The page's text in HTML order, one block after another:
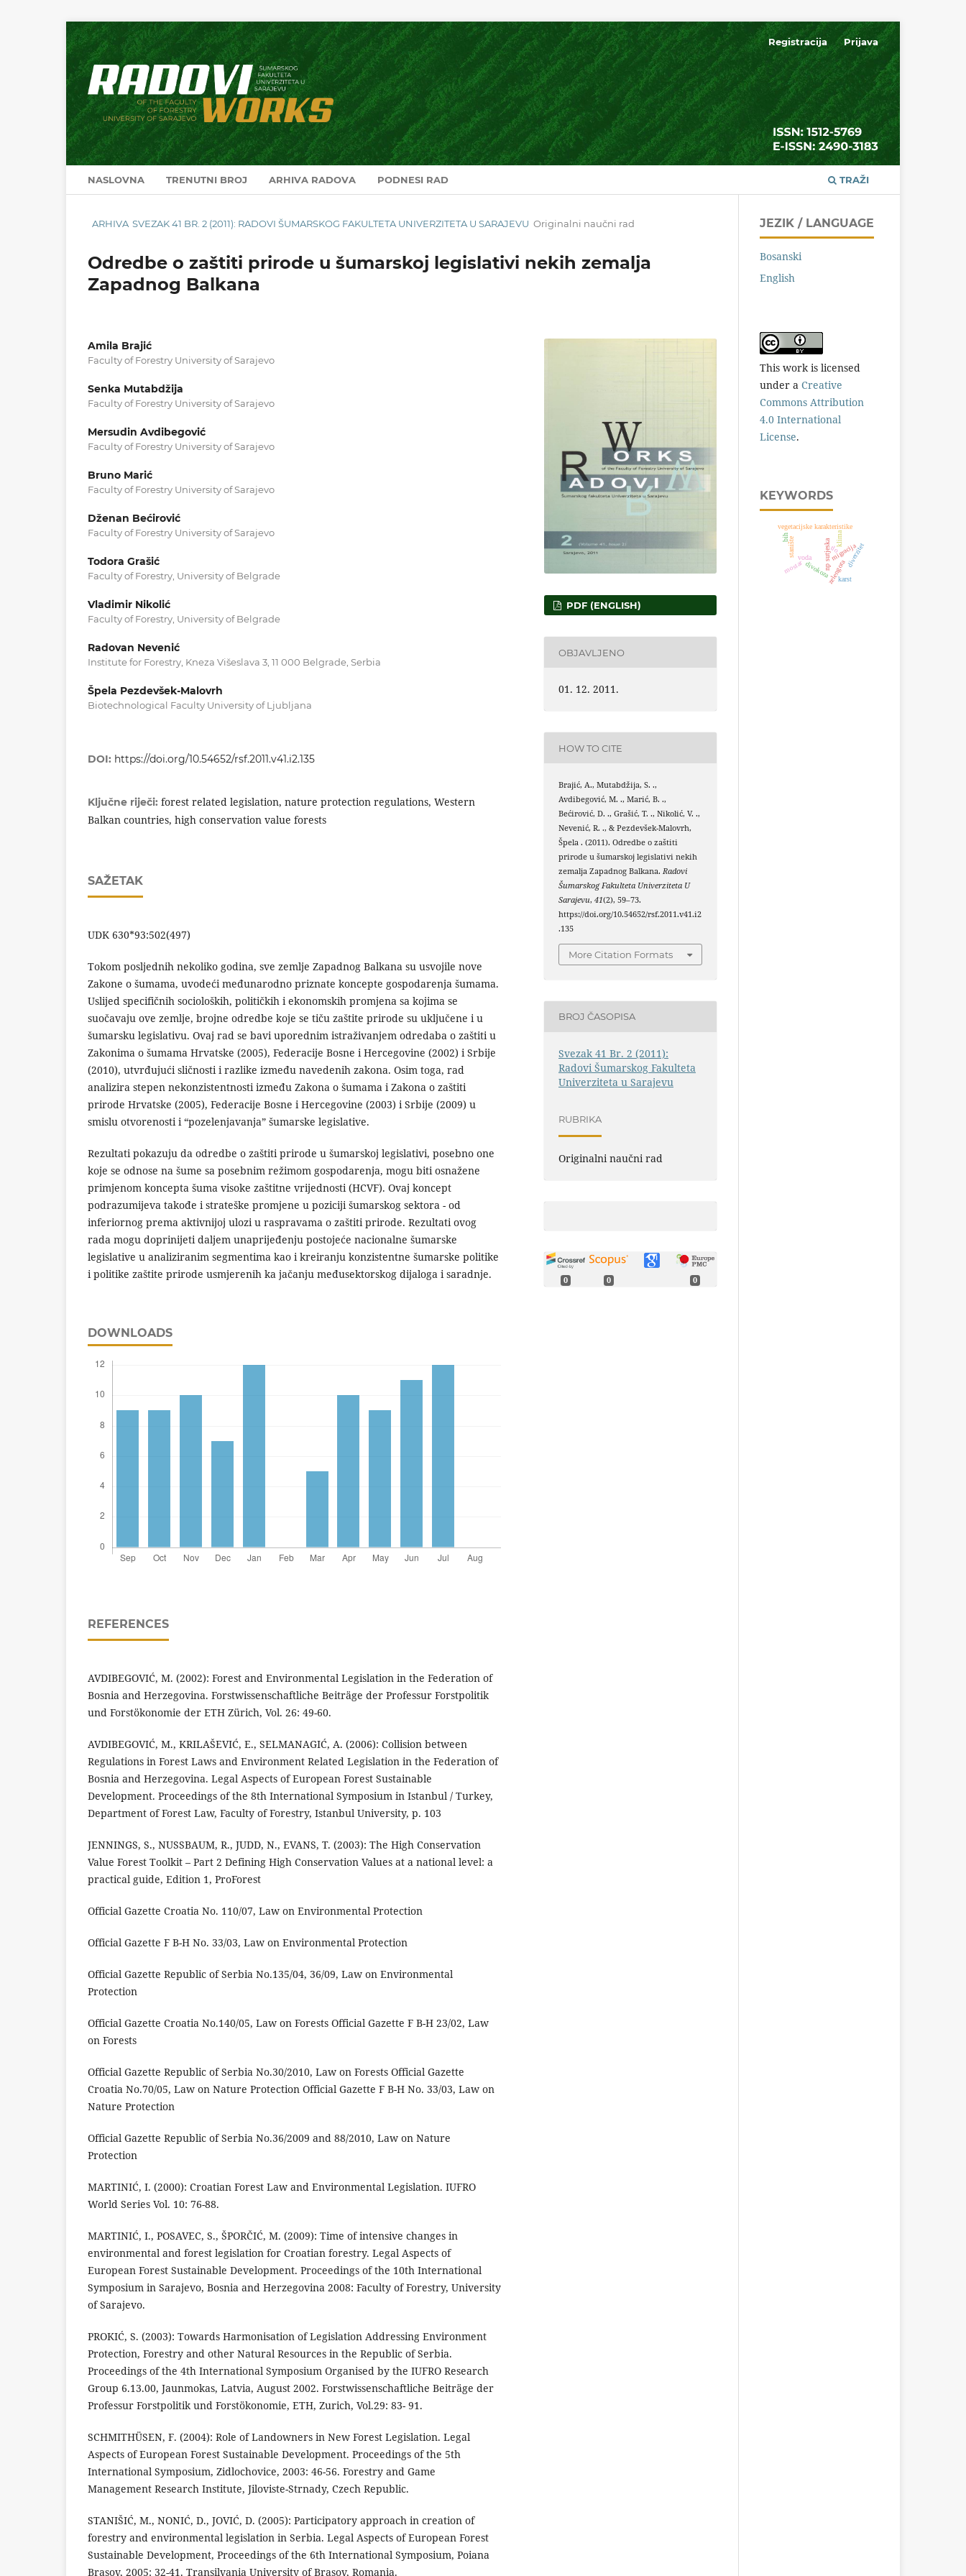
NASLOVNA TRENUTNI BROJ ARHIVA RADOVA PODNESI RAD TRAŽI
Registracija Prijava
ARHIVA SVEZAK 41 BR. 2 (2011): RADOVI ŠUMARSKOG FAKULTETA UNIVERZITETA U SARAJEVU Originalni naučni rad
Odredbe o zaštiti prirode u šumarskoj legislativi nekih zemalja
Zapadnog Balkana
Amila Brajić
Faculty of Forestry University of Sarajevo
Senka Mutabdžija
Faculty of Forestry University of Sarajevo
Mersudin Avdibegović
Faculty of Forestry University of Sarajevo
Bruno Marić
Faculty of Forestry University of Sarajevo
Dženan Bećirović
Faculty of Forestry University of Sarajevo
Todora Grašić
Faculty of Forestry, University of Belgrade
Vladimir Nikolić
Faculty of Forestry, University of Belgrade
Radovan Nevenić
Institute for Forestry, Kneza Višeslava 3, 11 000 Belgrade, Serbia
Špela Pezdevšek-Malovrh
Biotechnological Faculty University of Ljubljana
DOI: https://doi.org/10.54652/rsf.2011.v41.i2.135
Ključne riječi: forest related legislation, nature protection regulations, Western
Balkan countries, high conservation value forests
SAŽETAK
UDK 630*93:502(497)
Tokom posljednih nekoliko godina, sve zemlje Zapadnog Balkana su usvojile nove
Zakone o šumama, uvodeći međunarodno priznate koncepte gospodarenja šumama.
Uslijed specifičnih socioloških, političkih i ekonomskih promjena sa kojima se
suočavaju ove zemlje, brojne odredbe koje se tiču zaštite prirode su uključene i u
šumarsku legislativu. Ovaj rad se bavi uporednim istraživanjem odredaba o zaštiti u
Zakonima o šumama Hrvatske (2005), Federacije Bosne i Hercegovine (2002) i Srbije
(2010), utvrđujući sličnosti i razlike između navedenih zakona. Osim toga, rad
analizira stepen nekonzistentnosti između Zakona o šumama i Zakona o zaštiti
prirode Hrvatske (2005), Federacije Bosne i Hercegovine (2003) i Srbije (2009) u
smislu otvorenosti i “pozelenjavanja” šumarske legislative.
Rezultati pokazuju da odredbe o zaštiti prirode u šumarskoj legislativi, posebno one
koje se odnose na šume sa posebnim režimom gospodarenja, mogu biti osnažene
primjenom koncepta šuma visoke zaštitne vrijednosti (HCVF). Ovaj koncept
podrazumijeva takođe i strateške promjene u poziciji šumarskog sektora - od
inferiornog prema aktivnijoj ulozi u raspravama o zaštiti prirode. Rezultati ovog
rada mogu doprinijeti daljem unaprijeđenju postojeće nacionalne šumarske
legislative u analiziranim segmentima kao i kreiranju konzistentne šumarske politike
i politike zaštite prirode usmjerenih ka jačanju međusektorskog dijaloga i saradnje.
DOWNLOADS
REFERENCES
AVDIBEGOVIĆ, M. (2002): Forest and Environmental Legislation in the Federation of
Bosnia and Herzegovina. Forstwissenschaftliche Beiträge der Professur Forstpolitik
und Forstökonomie der ETH Zürich, Vol. 26: 49-60.
AVDIBEGOVIĆ, M., KRILAŠEVIĆ, E., SELMANAGIĆ, A. (2006): Collision between
Regulations in Forest Laws and Environment Related Legislation in the Federation of
Bosnia and Herzegovina. Legal Aspects of European Forest Sustainable
Development. Proceedings of the 8th International Symposium in Istanbul / Turkey,
Department of Forest Law, Faculty of Forestry, Istanbul University, p. 103
JENNINGS, S., NUSSBAUM, R., JUDD, N., EVANS, T. (2003): The High Conservation
Value Forest Toolkit – Part 2 Defining High Conservation Values at a national level: a
practical guide, Edition 1, ProForest
Official Gazette Croatia No. 110/07, Law on Environmental Protection
Official Gazette F B-H No. 33/03, Law on Environmental Protection
Official Gazette Republic of Serbia No.135/04, 36/09, Law on Environmental
Protection
Official Gazette Croatia No.140/05, Law on Forests Official Gazette F B-H 23/02, Law
on Forests
Official Gazette Republic of Serbia No.30/2010, Law on Forests Official Gazette
Croatia No.70/05, Law on Nature Protection Official Gazette F B-H No. 33/03, Law on
Nature Protection
Official Gazette Republic of Serbia No.36/2009 and 88/2010, Law on Nature
Protection
MARTINIĆ, I. (2000): Croatian Forest Law and Environmental Legislation. IUFRO
World Series Vol. 10: 76-88.
MARTINIĆ, I., POSAVEC, S., ŠPORČIĆ, M. (2009): Time of intensive changes in
environmental and forest legislation for Croatian forestry. Legal Aspects of
European Forest Sustainable Development. Proceedings of the 10th International
Symposium in Sarajevo, Bosnia and Herzegovina 2008: Faculty of Forestry, University
of Sarajevo.
PROKIĆ, S. (2003): Towards Harmonisation of Legislation Addressing Environment
Protection, Forestry and other Natural Resources in the Republic of Serbia.
Proceedings of the 4th International Symposium Organised by the IUFRO Research
Group 6.13.00, Jaunmokas, Latvia, August 2002. Forstwissenschaftliche Beiträge der
Professur Forstpolitik und Forstökonomie, ETH, Zurich, Vol.29: 83- 91.
SCHMITHÜSEN, F. (2004): Role of Landowners in New Forest Legislation. Legal
Aspects of European Forest Sustainable Development. Proceedings of the 5th
International Symposium, Zidlochovice, 2003: 46-56. Forestry and Game
Management Research Institute, Jiloviste-Strnady, Czech Republic.
STANIŠIĆ, M., NONIĆ, D., JOVIĆ, D. (2005): Participatory approach in creation of
forestry and environmental legislation in Serbia. Legal Aspects of European Forest
Sustainable Development, Proceedings of the 6th International Symposium, Poiana
Brasov, 2005: 32-41. Transilvania University of Brasov, Romania.
PDF (ENGLISH)
OBJAVLJENO
01. 12. 2011.
HOW TO CITE
Brajić, A., Mutabdžija, S. .,
Avdibegović, M. ., Marić, B. .,
Bećirović, D. ., Grašić, T. ., Nikolić, V. .,
Nevenić, R. ., & Pezdevšek-Malovrh,
Špela . (2011). Odredbe o zaštiti
prirode u šumarskoj legislativi nekih
zemalja Zapadnog Balkana.Radovi
Šumarskog Fakulteta Univerziteta U
Sarajevu,41(2), 59–73.
https://doi.org/10.54652/rsf.2011.v41.i2
.135
More Citation Formats
BROJ ČASOPISA
Svezak 41 Br. 2 (2011):
Radovi Šumarskog Fakulteta
Univerziteta u Sarajevu
RUBRIKA
Originalni naučni rad
0 0 0
JEZIK / LANGUAGE
Bosanski
English
This work is licensed
under a Creative
Commons Attribution
4.0 International
License.
KEYWORDS
stanište
divokozazelengora
np sutjeskamigracija
karst
tlo
voda
klima
mostar
vegetacijske karakteristike
diverzitet
bih